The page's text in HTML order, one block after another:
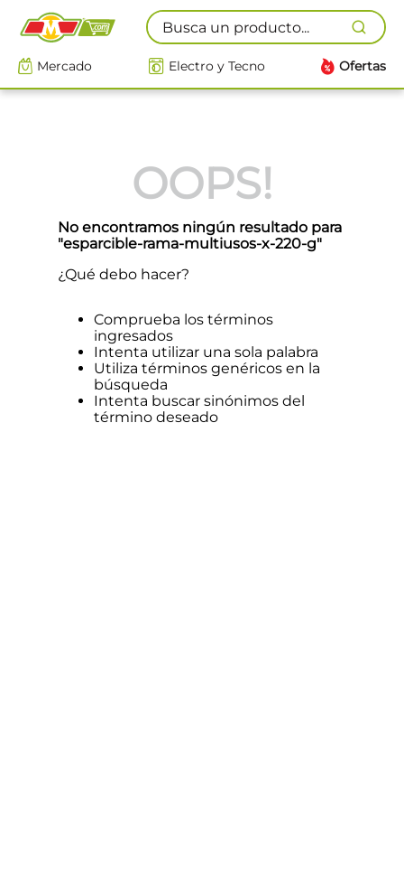
Busca un producto...
Mercado Electro y Tecno Ofertas
OOPS!
No encontramos ningún resultado para
"esparcible-rama-multiusos-x-220-g"
¿Qué debo hacer?
Comprueba los términos
ingresados
Intenta utilizar una sola palabra
Utiliza términos genéricos en la
búsqueda
Intenta buscar sinónimos del
término deseado